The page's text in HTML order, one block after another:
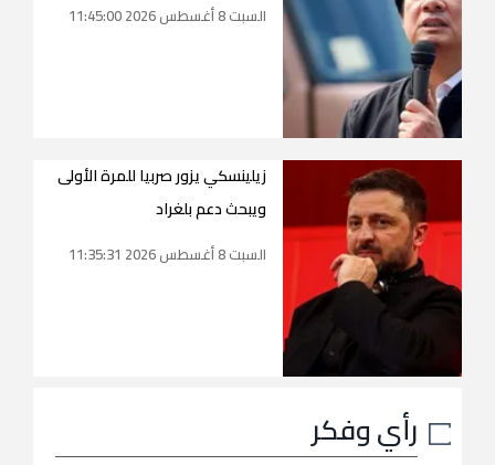
السبت 8 أغسطس 2026 11:45:00
زيلينسكي يزور صربيا للمرة الأولى
ويبحث دعم بلغراد
السبت 8 أغسطس 2026 11:35:31
رأي وفكر